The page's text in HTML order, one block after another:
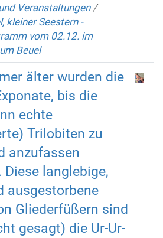
Veranstaltungen /
kleiner Seestern -
vom 02.12. im
Beuel
älter wurden die
bis die
echte
Trilobiten zu
anzufassen
Diese langlebige,
ausgestorbene
Gliederfüßern sind
gesagt) die Ur-Ur-